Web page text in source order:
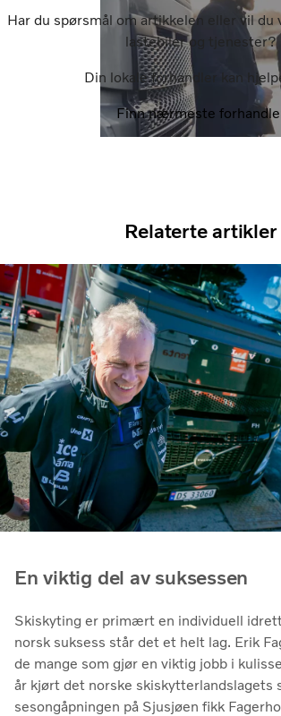
Har du spørsmål om artikkelen eller vil du
lastebiler og tjenester?
Din lokale forhandler kan
Finn nærmeste
Relaterte artikler
En viktig del av suksessen
Skiskyting er primært en individuell
norsk suksess står det et helt lag. Erik
de mange som gjør en viktig jobb i
år kjørt det norske skiskytterlandslagets
sesongåpningen på Sjusjøen fikk